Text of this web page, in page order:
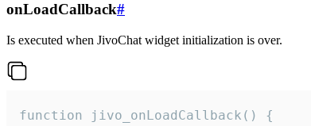
onLoadCallback#
Is executed when JivoChat widget initialization is over.
function jivo_onLoadCallback() {